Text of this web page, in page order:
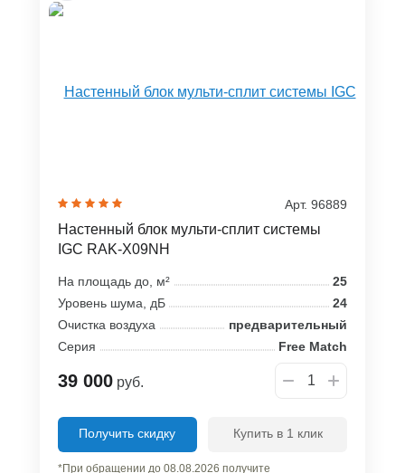
Арт. 96889
Настенный блок мульти-сплит системы
IGC RAK-X09NH
На площадь до, м²
25
Уровень шума, дБ
24
Очистка воздуха
предварительный
Серия
Free Match
39 000 руб.
Получить скидку Купить в 1 клик
*При обращении до 08.08.2026 получите